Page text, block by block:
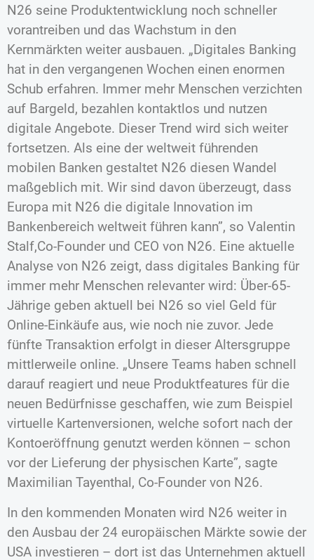
N26 seine Produktentwicklung noch schneller
vorantreiben und das Wachstum in den
Kernmärkten weiter ausbauen. „Digitales Banking
hat in den vergangenen Wochen einen enormen
Schub erfahren. Immer mehr Menschen verzichten
auf Bargeld, bezahlen kontaktlos und nutzen
digitale Angebote. Dieser Trend wird sich weiter
fortsetzen. Als eine der weltweit führenden
mobilen Banken gestaltet N26 diesen Wandel
maßgeblich mit. Wir sind davon überzeugt, dass
Europa mit N26 die digitale Innovation im
Bankenbereich weltweit führen kann”, so Valentin
Stalf,Co-Founder und CEO von N26. Eine aktuelle
Analyse von N26 zeigt, dass digitales Banking für
immer mehr Menschen relevanter wird: Über-65-
Jährige geben aktuell bei N26 so viel Geld für
Online-Einkäufe aus, wie noch nie zuvor. Jede
fünfte Transaktion erfolgt in dieser Altersgruppe
mittlerweile online. „Unsere Teams haben schnell
darauf reagiert und neue Produktfeatures für die
neuen Bedürfnisse geschaffen, wie zum Beispiel
virtuelle Kartenversionen, welche sofort nach der
Kontoeröffnung genutzt werden können – schon
vor der Lieferung der physischen Karte”, sagte
Maximilian Tayenthal, Co-Founder von N26.
In den kommenden Monaten wird N26 weiter in
den Ausbau der 24 europäischen Märkte sowie der
USA investieren – dort ist das Unternehmen aktuell